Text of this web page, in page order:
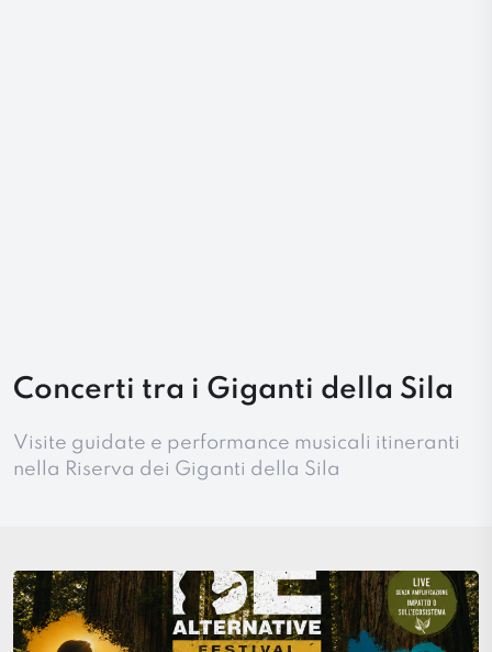
Concerti tra i Giganti della Sila
Visite guidate e performance musicali itineranti
nella Riserva dei Giganti della Sila